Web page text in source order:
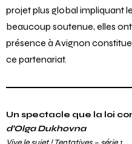
projet plus global impliquant
beaucoup soutenue, elles
présence à Avignon
ce partenariat.
Un spectacle que la loi
d’Olga Dukhovna